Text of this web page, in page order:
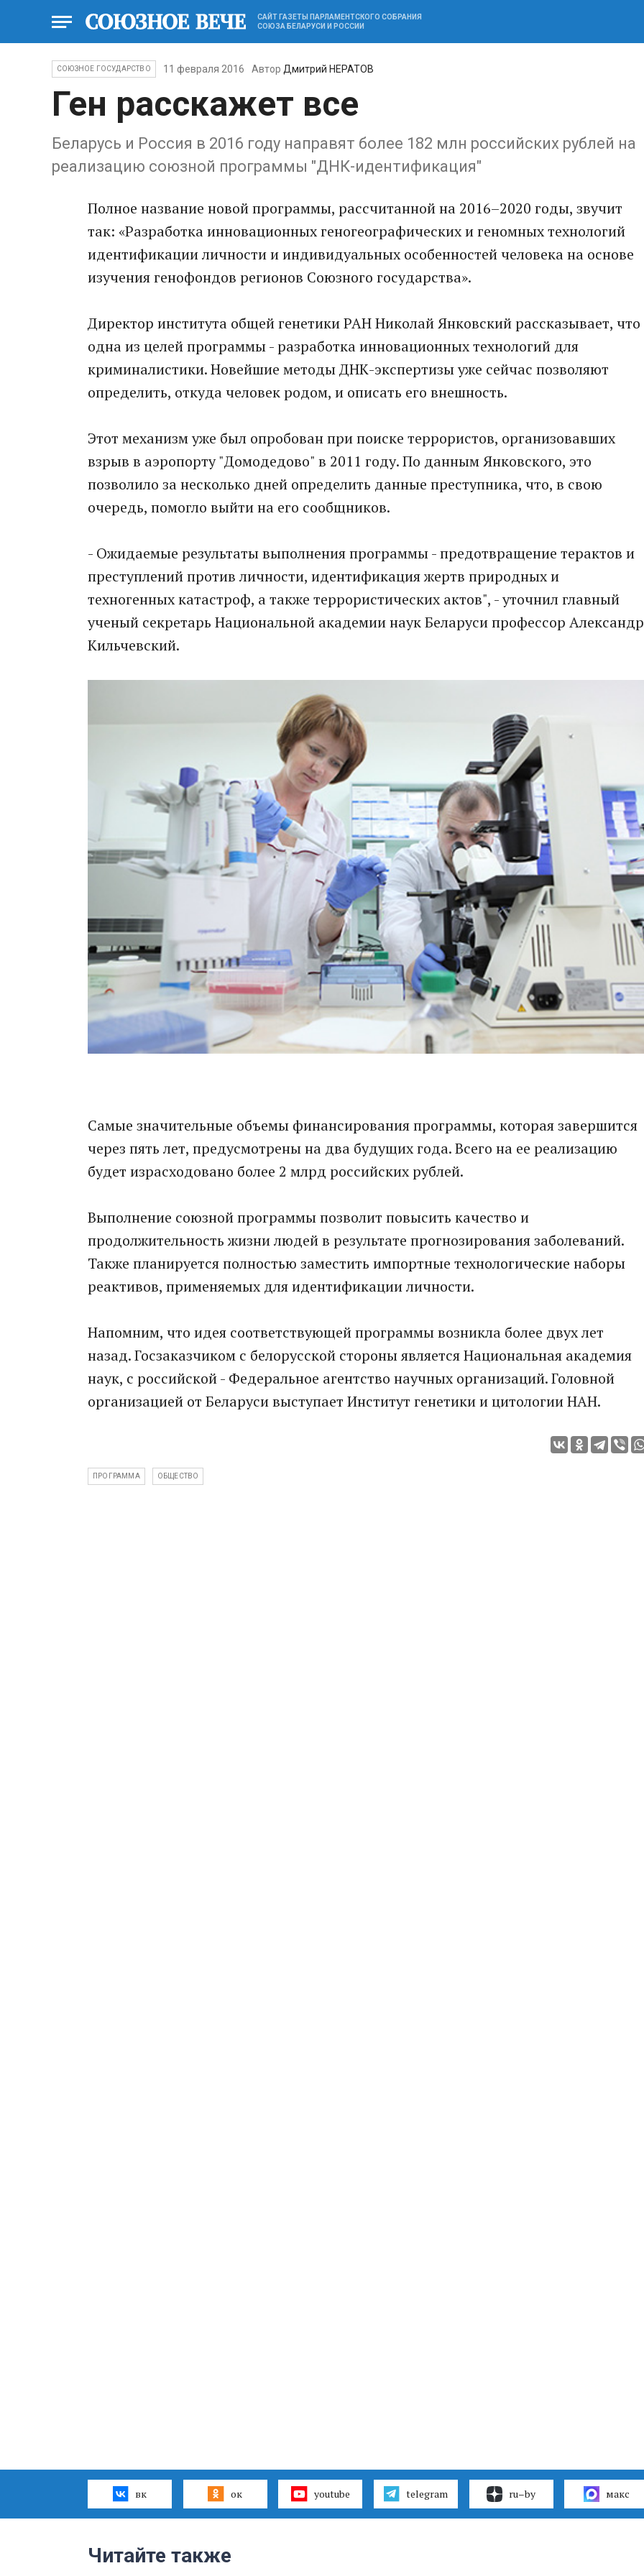
САЙТ ГАЗЕТЫ ПАРЛАМЕНТСКОГО СОБРАНИЯ
СОЮЗА БЕЛАРУСИ И РОССИИ
СОЮЗНОЕ ГОСУДАРСТВО 11 февраля 2016 Автор Дмитрий НЕРАТОВ
Ген расскажет все
Беларусь и Россия в 2016 году направят более 182 млн российских рублей на
реализацию союзной программы "ДНК-идентификация"
Полное название новой программы, рассчитанной на 2016–2020 годы, звучит
так: «Разработка инновационных геногеографических и геномных технологий
идентификации личности и индивидуальных особенностей человека на основе
изучения генофондов регионов Союзного государства».
Директор института общей генетики РАН Николай Янковский ​рассказывает, что
одна из целей программы -​ ​разработка инновационных технологий для
криминалистики. Новейшие методы ДНК-экспертизы уже сейчас позволяют
определить, откуда человек родом, и описать его внешность.
Этот механизм уже был опробован при поиске террористов, организовавших
взрыв в аэропорту "Домодедово" в 2011 году. По данным Янковского, это
позволило ​за несколько дней определить данные преступника, что, в свою
очередь, помогло выйти на его сообщников.
- Ожидаемые результаты выполнения программы - предотвращение терактов и
преступлений против личности, идентификация жертв природных и
техногенных катастроф, а также террористических актов", - уточнил главный
ученый секретарь Национальной академии наук Беларуси профессор Александр
Кильчевский.
Самые значительные объемы финансирования программы, которая завершится
через пять лет, предусмотрены на два будущих года. Всего на ее реализацию
будет израсходовано более 2 млрд российских рублей.
Выполнение союзной программы позволит повысить качество и
продолжительность жизни людей в результате прогнозирования заболеваний.
Также планируется полностью заместить импортные технологические наборы
реактивов, применяемых для идентификации личности.
Напомним, что идея соответствующей программы возникла более двух лет
назад. Госзаказчиком с белорусской стороны является Национальная академия
наук, с российской - Федеральное агентство научных организаций. Головной
организацией от Беларуси выступает Институт генетики и цитологии НАН.
ПРОГРАММА ОБЩЕСТВО
вк ок youtube telegram ru–by макс
Читайте также